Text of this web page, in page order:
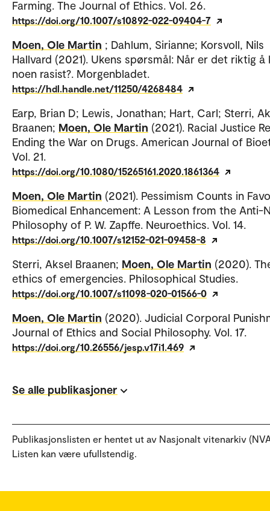
Farming. The Journal of Ethics. Vol. 26.
https://doi.org/10.1007/s10892-022-09404-7
Moen, Ole Martin ; Dahlum, Sirianne; Korsvoll, Nils
Hallvard (2021). Ukens spørsmål: Når er det riktig å
noen rasist?. Morgenbladet.
https://hdl.handle.net/11250/4268484
Earp, Brian D; Lewis, Jonathan; Hart, Carl; Sterri,
Braanen; Moen, Ole Martin (2021). Racial Justice
Ending the War on Drugs. American Journal of
Vol. 21.
https://doi.org/10.1080/15265161.2020.1861364
Moen, Ole Martin (2021). Pessimism Counts in
Biomedical Enhancement: A Lesson from the Anti-
Philosophy of P. W. Zapffe. Neuroethics. Vol. 14.
https://doi.org/10.1007/s12152-021-09458-8
Sterri, Aksel Braanen; Moen, Ole Martin (2020).
ethics of emergencies. Philosophical Studies.
https://doi.org/10.1007/s11098-020-01566-0
Moen, Ole Martin (2020). Judicial Corporal
Journal of Ethics and Social Philosophy. Vol. 17.
https://doi.org/10.26556/jesp.v17i1.469
Se alle publikasjoner
Publikasjonslisten er hentet ut av Nasjonalt vitenarkiv
Listen kan være ufullstendig.